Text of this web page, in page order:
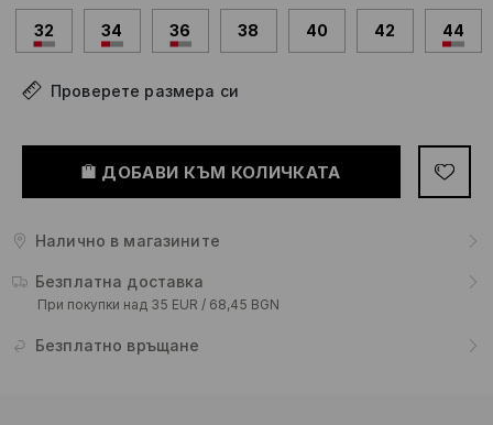
32 34 36 38 40 42 44
Проверете размера си
ДОБАВИ КЪМ КОЛИЧКАТА
Налично в магазините
Безплатна доставка
При покупки над 35 EUR / 68,45 BGN
Безплатно връщане